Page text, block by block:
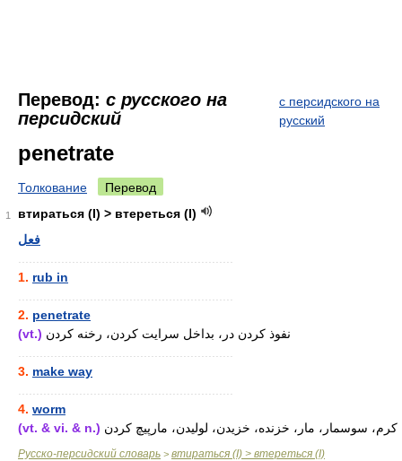
Перевод: с русского на
персидский
с персидского на
русский
penetrate
Толкование Перевод
1
втираться (I) > втереться (I)
فعل
1. rub in
2. penetrate
(vt.) نفوذ کردن در، بداخل سرایت کردن، رخنه کردن
3. make way
4. worm
(vt. & vi. & n.) کرم، سوسمار، مار، خزنده، خزیدن، لولیدن، مارپیچ کردن
Русско-персидский словарь > втираться (I) > втереться (I)